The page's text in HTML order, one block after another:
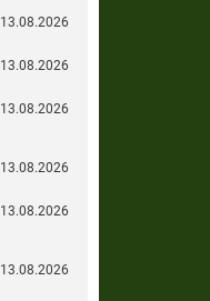
13.08.2026
13.08.2026
13.08.2026
13.08.2026
13.08.2026
13.08.2026